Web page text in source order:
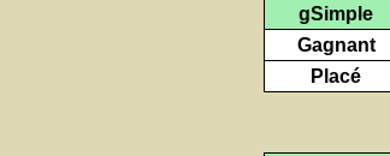
gSimple
Gagnant
Placé